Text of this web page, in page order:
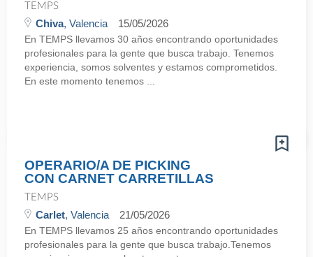
TEMPS
Chiva, Valencia 15/05/2026
En TEMPS llevamos 30 años encontrando oportunidades
profesionales para la gente que busca trabajo. Tenemos
experiencia, somos solventes y estamos comprometidos.
En este momento tenemos ...
OPERARIO/A DE PICKING
CON CARNET CARRETILLAS
TEMPS
Carlet, Valencia 21/05/2026
En TEMPS llevamos 25 años encontrando oportunidades
profesionales para la gente que busca trabajo.Tenemos